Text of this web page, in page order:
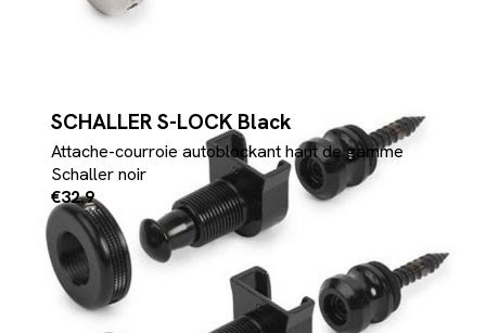
SCHALLER S-LOCK Black
Attache-courroie autoblockant haut de gamme
Schaller noir
€32.9